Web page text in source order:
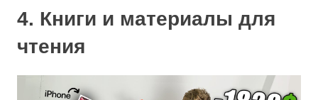
4. Книги и материалы для
чтения